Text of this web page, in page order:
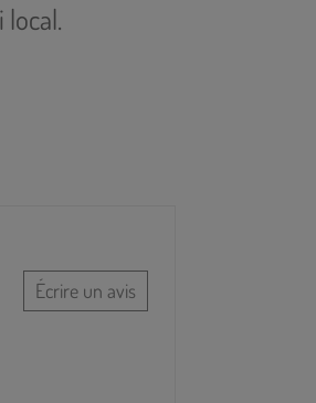
Écrire un avis